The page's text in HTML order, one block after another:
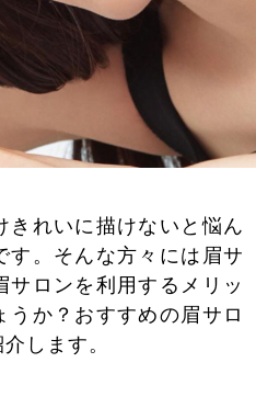
きれいに描けないと悩ん
す。そんな方々には眉サ
サロンを利用するメリッ
うか？おすすめの眉サロ
します。